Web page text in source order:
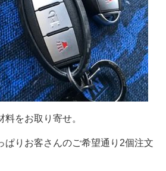
料をお取り寄せ。
ぱりお客さんのご希望通り2個注文